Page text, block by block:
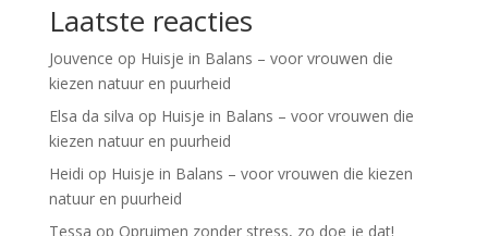
Laatste reacties
Jouvence op Huisje in Balans – voor vrouwen die
kiezen natuur en puurheid
Elsa da silva op Huisje in Balans – voor vrouwen die
kiezen natuur en puurheid
Heidi op Huisje in Balans – voor vrouwen die kiezen
natuur en puurheid
Tessa op Opruimen zonder stress, zo doe je dat!